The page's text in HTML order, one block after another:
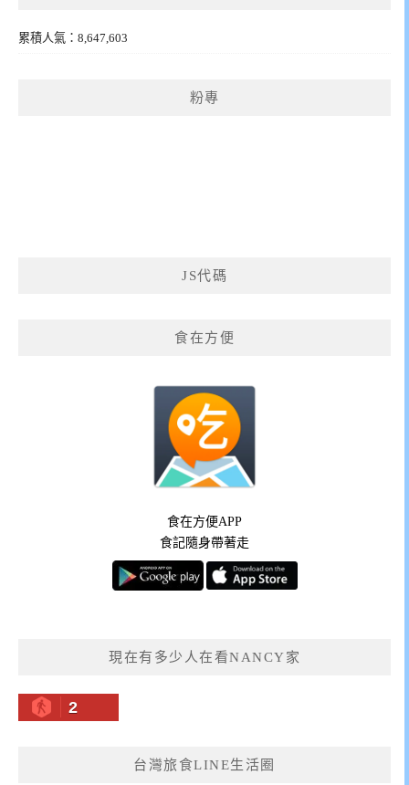
累積人氣：8,647,603
粉專
JS代碼
食在方便
食在方便APP
食記隨身帶著走
現在有多少人在看NANCY家
2
台灣旅食LINE生活圈